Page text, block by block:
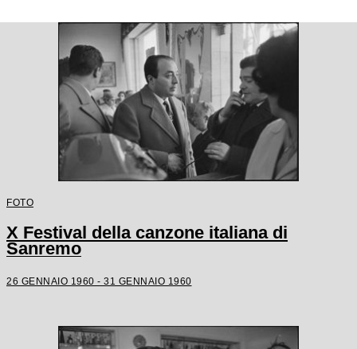
FOTO
X Festival della canzone italiana di
Sanremo
26 GENNAIO 1960 - 31 GENNAIO 1960